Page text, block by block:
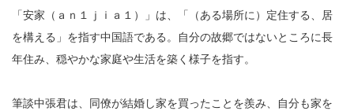
「安家（ａｎ１ｊｉａ１）」は、「（ある場所に）定住する、居
を構える」を指す中国語である。自分の故郷ではないところに長
年住み、穏やかな家庭や生活を築く様子を指す。
筆談中張君は、同僚が結婚し家を買ったことを羨み、自分も家を